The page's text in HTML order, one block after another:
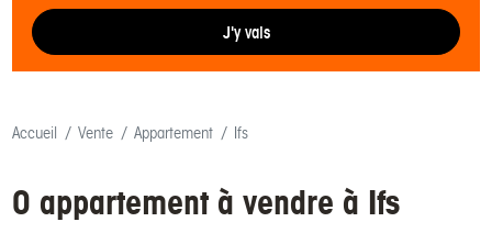
J'y vais
Accueil Vente Appartement Ifs
0 appartement à vendre à Ifs